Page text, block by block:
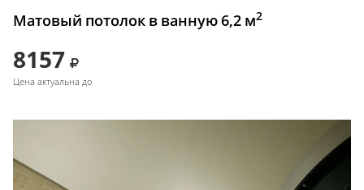
Матовый потолок в ванную 6,2 м2
8157
Цена актуальна до